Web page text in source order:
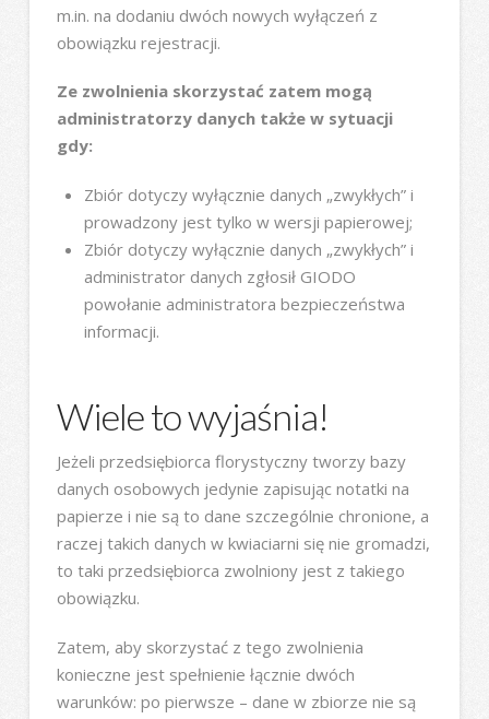
m.in. na dodaniu dwóch nowych wyłączeń z
obowiązku rejestracji.
Ze zwolnienia skorzystać zatem mogą
administratorzy danych także w sytuacji
gdy:
Zbiór dotyczy wyłącznie danych „zwykłych” i
prowadzony jest tylko w wersji papierowej;
Zbiór dotyczy wyłącznie danych „zwykłych” i
administrator danych zgłosił GIODO
powołanie administratora bezpieczeństwa
informacji.
Wiele to wyjaśnia!
Jeżeli przedsiębiorca florystyczny tworzy bazy
danych osobowych jedynie zapisując notatki na
papierze i nie są to dane szczególnie chronione, a
raczej takich danych w kwiaciarni się nie gromadzi,
to taki przedsiębiorca zwolniony jest z takiego
obowiązku.
Zatem, aby skorzystać z tego zwolnienia
konieczne jest spełnienie łącznie dwóch
warunków: po pierwsze – dane w zbiorze nie są